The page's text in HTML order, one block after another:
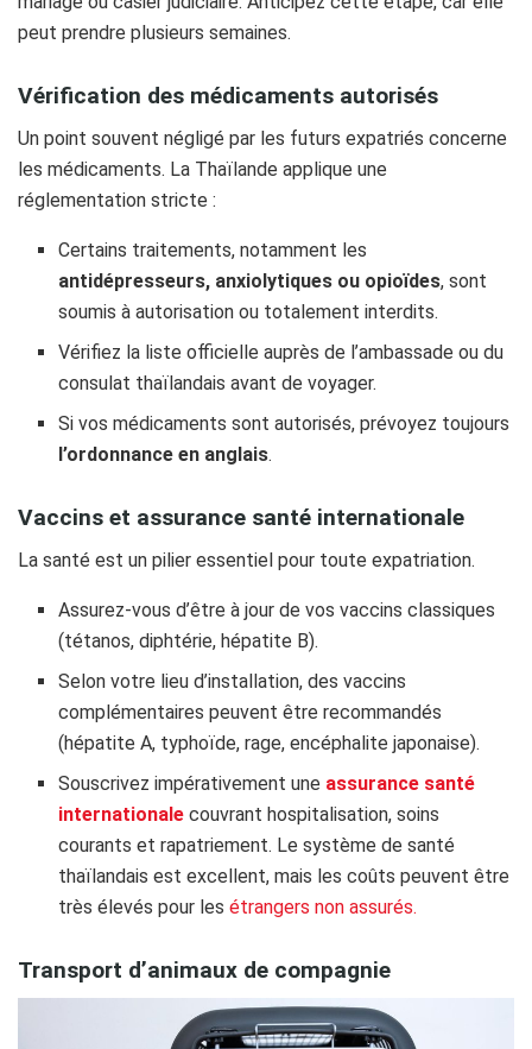
peut prendre plusieurs semaines.
Vérification des médicaments autorisés
Un point souvent négligé par les futurs expatriés concerne
les médicaments. La Thaïlande applique une
réglementation stricte :
Certains traitements, notamment les
antidépresseurs, anxiolytiques ou opioïdes, sont
soumis à autorisation ou totalement interdits.
Vérifiez la liste officielle auprès de l’ambassade ou du
consulat thaïlandais avant de voyager.
Si vos médicaments sont autorisés, prévoyez toujours
l’ordonnance en anglais.
Vaccins et assurance santé internationale
La santé est un pilier essentiel pour toute expatriation.
Assurez-vous d’être à jour de vos vaccins classiques
(tétanos, diphtérie, hépatite B).
Selon votre lieu d’installation, des vaccins
complémentaires peuvent être recommandés
(hépatite A, typhoïde, rage, encéphalite japonaise).
Souscrivez impérativement une assurance santé
internationale couvrant hospitalisation, soins
courants et rapatriement. Le système de santé
thaïlandais est excellent, mais les coûts peuvent être
très élevés pour lesétrangers non assurés.
Transport d’animaux de compagnie